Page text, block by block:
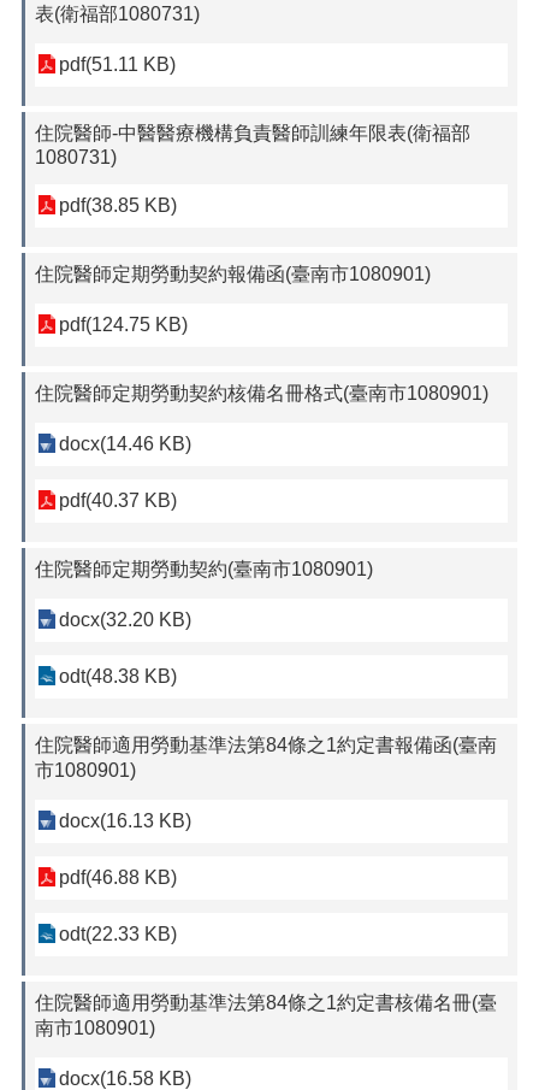
表(衛福部1080731)
pdf(51.11 KB)
住院醫師-中醫醫療機構負責醫師訓練年限表(衛福部
1080731)
pdf(38.85 KB)
住院醫師定期勞動契約報備函(臺南市1080901)
pdf(124.75 KB)
住院醫師定期勞動契約核備名冊格式(臺南市1080901)
docx(14.46 KB)
pdf(40.37 KB)
住院醫師定期勞動契約(臺南市1080901)
docx(32.20 KB)
odt(48.38 KB)
住院醫師適用勞動基準法第84條之1約定書報備函(臺南
市1080901)
docx(16.13 KB)
pdf(46.88 KB)
odt(22.33 KB)
住院醫師適用勞動基準法第84條之1約定書核備名冊(臺
南市1080901)
docx(16.58 KB)